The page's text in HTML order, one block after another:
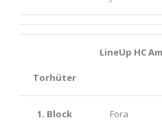
LineUp HC
Torhüter
1. Block Fora